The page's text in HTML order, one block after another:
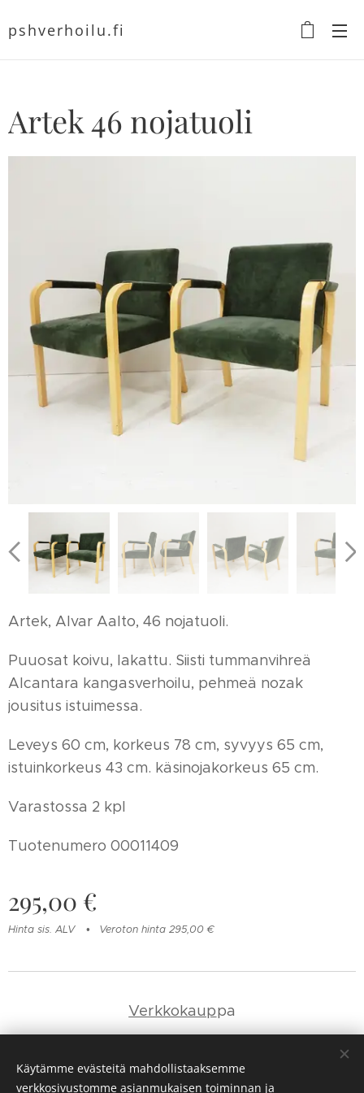
pshverhoilu.fi
Artek 46 nojatuoli
Artek, Alvar Aalto, 46 nojatuoli.
Puuosat koivu, lakattu. Siisti tummanvihreä
Alcantara kangasverhoilu, pehmeä nozak
jousitus istuimessa.
Leveys 60 cm, korkeus 78 cm, syvyys 65 cm,
istuinkorkeus 43 cm. käsinojakorkeus 65 cm.
Varastossa 2 kpl
Tuotenumero 00011409
295,00 €
Hinta sis. ALV Veroton hinta 295,00 €
Verkkokauppa
Yhteystiedot
Käytämme evästeitä mahdollistaaksemme
verkkosivustomme asianmukaisen toiminnan ja